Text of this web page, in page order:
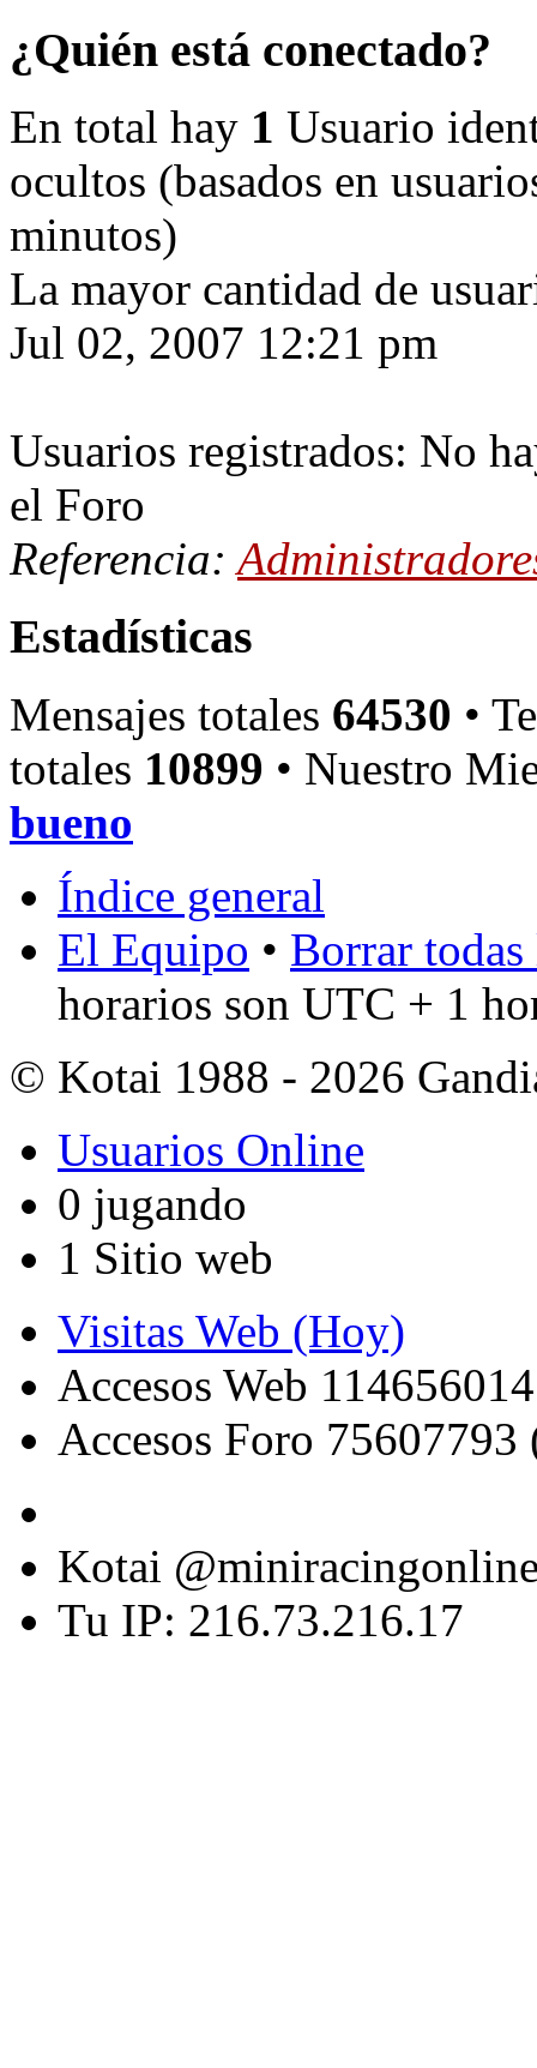
¿Quién está conectado?
En total hay 1 Usuario
ocultos (basados en
minutos)
La mayor cantidad de
Jul 02, 2007 12:21 pm
Usuarios registrados: No
el Foro
Referencia:
Estadísticas
Mensajes totales 64530 •
totales 10899 • Nuestro
bueno
Índice general
El Equipo • Borrar
horarios son UTC + 1
© Kotai 1988 - 2026
Usuarios Online
0 jugando
1 Sitio web
Visitas Web (Hoy)
Accesos Web
Accesos Foro 75607793
Kotai
Tu IP: 216.73.216.17